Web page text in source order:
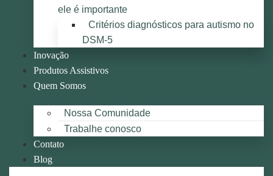
ele é importante
Critérios diagnósticos para autismo no
DSM-5
Inovação
Produtos Assistivos
Quem Somos
Nossa Comunidade
Trabalhe conosco
Contato
Blog